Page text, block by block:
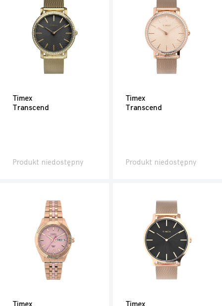
Timex
Transcend
Produkt niedostępny
Timex
Transcend
Produkt niedostępny